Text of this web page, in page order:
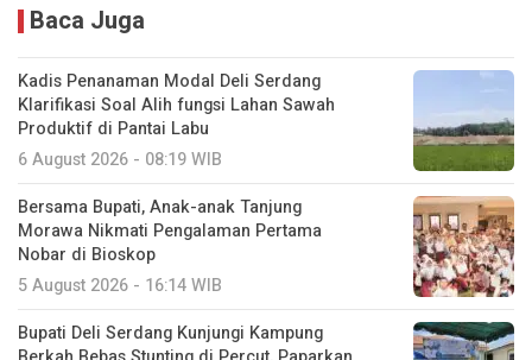
Baca Juga
Kadis Penanaman Modal Deli Serdang
Klarifikasi Soal Alih fungsi Lahan Sawah
Produktif di Pantai Labu
6 August 2026 - 08:19 WIB
Bersama Bupati, Anak-anak Tanjung
Morawa Nikmati Pengalaman Pertama
Nobar di Bioskop
5 August 2026 - 16:14 WIB
Bupati Deli Serdang Kunjungi Kampung